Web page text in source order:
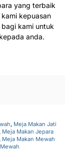
yang terbaik
kepuasan
kami untuk
anda.
, Meja Makan Jati
, Meja Makan Jepara
, Meja Makan Mewah